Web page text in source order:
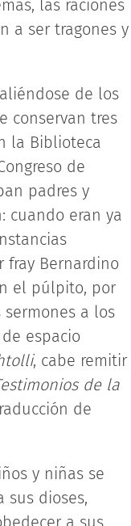
las raciones
a ser tragones y
de los
conservan tres
la Biblioteca
de
padres y
cuando eran ya
Bernardino
el púlpito, por
a los
espacio
, cabe remitir
de la
de
y niñas se
sus dioses,
a sus